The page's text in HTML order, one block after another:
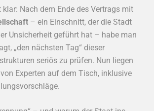
klar: Nach dem Ende des Vertrags mit
– ein Einschnitt, der die Stadt
Unsicherheit geführt hat – habe man
„den nächsten Tag“ dieser
seriös zu prüfen. Nun liegen
Experten auf dem Tisch, inklusive